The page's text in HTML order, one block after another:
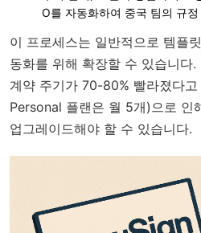
O를 자동화하여 중국 팀의 규
이 프로세스는 일반적으로 템플
동화를 위해 확장할 수 있습니다
계약 주기가 70-80% 빨라졌다
Personal 플랜은 월 5개)으로 인
업그레이드해야 할 수 있습니다.